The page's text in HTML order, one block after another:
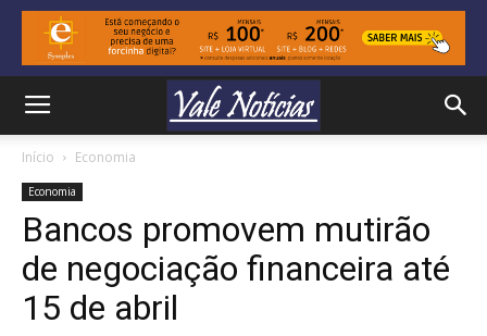
Início Economia
Economia
Bancos promovem mutirão
de negociação financeira até
15 de abril